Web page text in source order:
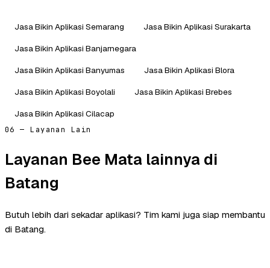
Jasa Bikin Aplikasi Semarang
Jasa Bikin Aplikasi Surakarta
Jasa Bikin Aplikasi Banjarnegara
Jasa Bikin Aplikasi Banyumas
Jasa Bikin Aplikasi Blora
Jasa Bikin Aplikasi Boyolali
Jasa Bikin Aplikasi Brebes
Jasa Bikin Aplikasi Cilacap
06 — Layanan Lain
Layanan Bee Mata lainnya di
Batang
Butuh lebih dari sekadar aplikasi? Tim kami juga siap membantu
di Batang.